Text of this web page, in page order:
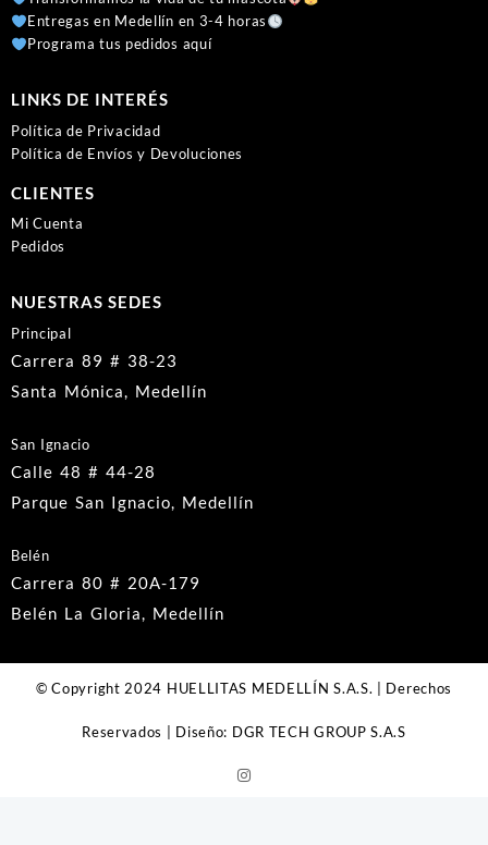
Entregas en Medellín en 3-4 horas
Programa tus pedidos aquí
LINKS DE INTERÉS
Política de Privacidad
Política de Envíos y Devoluciones
CLIENTES
Mi Cuenta
Pedidos
NUESTRAS SEDES
Principal
Carrera 89 # 38-23
Santa Mónica, Medellín
San Ignacio
Calle 48 # 44-28
Parque San Ignacio, Medellín
Belén
Carrera 80 # 20A-179
Belén La Gloria, Medellín
© Copyright 2024 HUELLITAS MEDELLÍN S.A.S. | Derechos
Reservados | Diseño: DGR TECH GROUP S.A.S